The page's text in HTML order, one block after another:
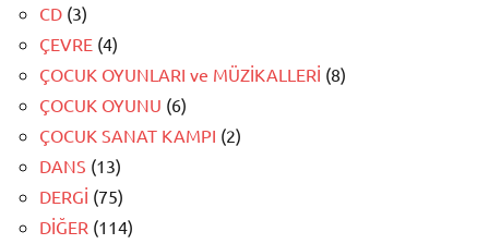
CD (3)
ÇEVRE (4)
ÇOCUK OYUNLARI ve MÜZİKALLERİ (8)
ÇOCUK OYUNU (6)
ÇOCUK SANAT KAMPI (2)
DANS (13)
DERGİ (75)
DİĞER (114)